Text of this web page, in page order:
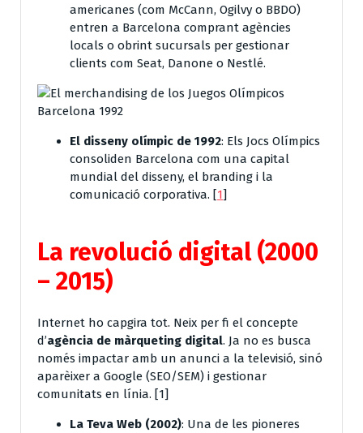
americanes (com McCann, Ogilvy o BBDO)
entren a Barcelona comprant agències
locals o obrint sucursals per gestionar
clients com Seat, Danone o Nestlé.
El disseny olímpic de 1992: Els Jocs Olímpics
consoliden Barcelona com una capital
mundial del disseny, el branding i la
comunicació corporativa. [1]
La revolució digital (2000
– 2015)
Internet ho capgira tot. Neix per fi el concepte
d’agència de màrqueting digital. Ja no es busca
només impactar amb un anunci a la televisió, sinó
aparèixer a Google (SEO/SEM) i gestionar
comunitats en línia. [1]
La Teva Web (2002): Una de les pioneres